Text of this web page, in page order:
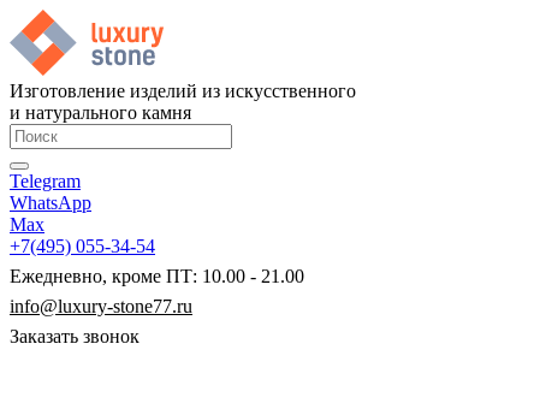
Изготовление изделий из искусственного
и натурального камня
Telegram
WhatsApp
Max
+7(495) 055-34-54
Ежедневно, кроме ПТ: 10.00 - 21.00
info@luxury-stone77.ru
Заказать звонок